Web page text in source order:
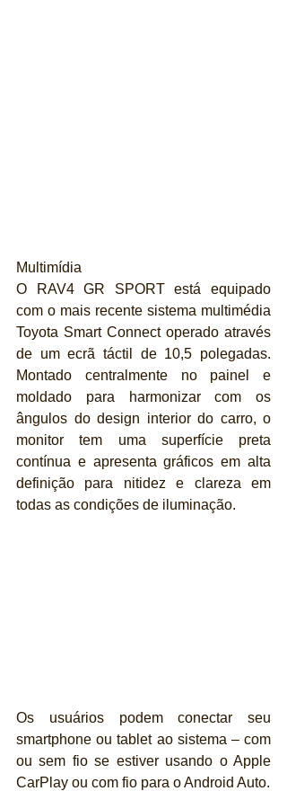
Multimídia
O RAV4 GR SPORT está equipado
com o mais recente sistema multimédia
Toyota Smart Connect operado através
de um ecrã táctil de 10,5 polegadas.
Montado centralmente no painel e
moldado para harmonizar com os
ângulos do design interior do carro, o
monitor tem uma superfície preta
contínua e apresenta gráficos em alta
definição para nitidez e clareza em
todas as condições de iluminação.
Os usuários podem conectar seu
smartphone ou tablet ao sistema – com
ou sem fio se estiver usando o Apple
CarPlay ou com fio para o Android Auto.